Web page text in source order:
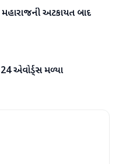
અટકાયત બાદ
24 એવોર્ડ્સ મળ્યા